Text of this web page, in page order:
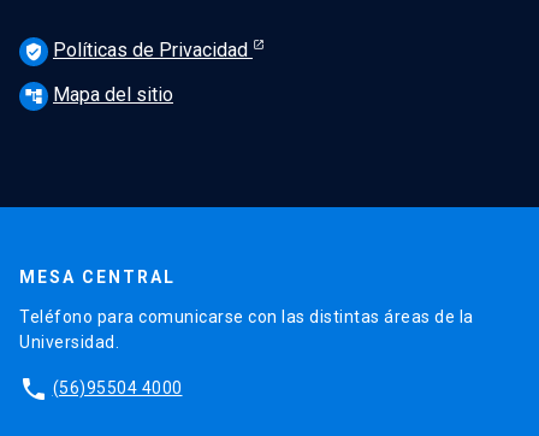
verified_user Políticas de Privacidad
account_tree Mapa del sitio
MESA CENTRAL
Teléfono para comunicarse con las distintas áreas de la
Universidad.
phone (56)95504 4000